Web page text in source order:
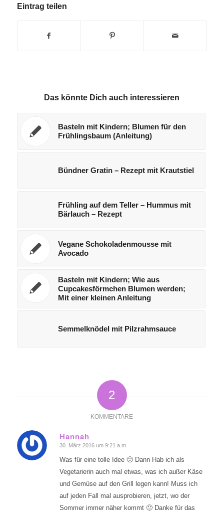
Eintrag teilen
Das könnte Dich auch interessieren
Basteln mit Kindern; Blumen für den
Frühlingsbaum (Anleitung)
Bündner Gratin – Rezept mit Krautstiel
Frühling auf dem Teller – Hummus mit
Bärlauch – Rezept
Vegane Schokoladenmousse mit
Avocado
Basteln mit Kindern; Wie aus
Cupcakesförmchen Blumen werden;
Mit einer kleinen Anleitung
Semmelknödel mit Pilzrahmsauce
2
KOMMENTARE
Hannah
sagte:
30. März 2016 um 9:21 a.m.
Was für eine tolle Idee 🙂 Dann Hab ich als
Vegetarierin auch mal etwas, was ich außer Käse
und Gemüse auf den Grill legen kann! Muss ich
auf jeden Fall mal ausprobieren, jetzt, wo der
Sommer immer näher kommt 🙂 Danke für das